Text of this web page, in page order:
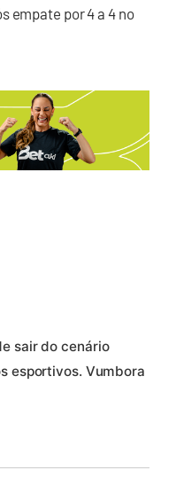
empate por 4 a 4 no
sair do cenário
esportivos. Vumbora